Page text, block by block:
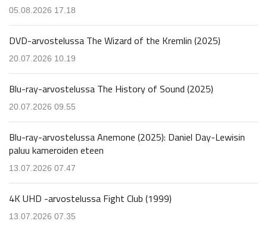
05.08.2026 17.18
DVD-arvostelussa The Wizard of the Kremlin (2025)
20.07.2026 10.19
Blu-ray-arvostelussa The History of Sound (2025)
20.07.2026 09.55
Blu-ray-arvostelussa Anemone (2025): Daniel Day-Lewisin
paluu kameroiden eteen
13.07.2026 07.47
4K UHD -arvostelussa Fight Club (1999)
13.07.2026 07.35